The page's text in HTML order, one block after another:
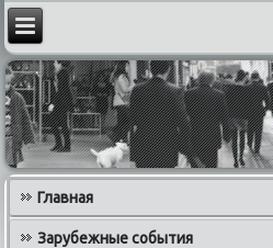
Главная
Зарубежные события